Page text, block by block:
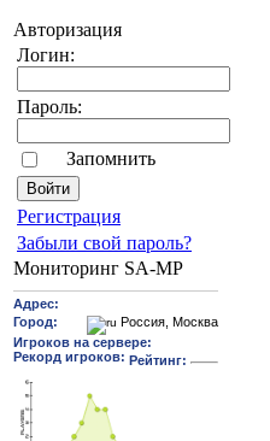
Авторизация
Логин:
Пароль:
Запомнить
Pегиcтрaция
Забыли свой пароль?
Мониторинг SA-MP